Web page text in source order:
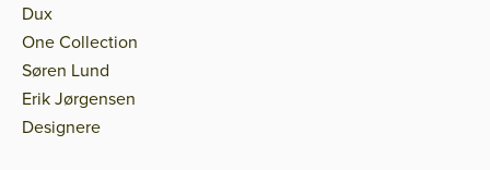
Dux
One Collection
Søren Lund
Erik Jørgensen
Designere